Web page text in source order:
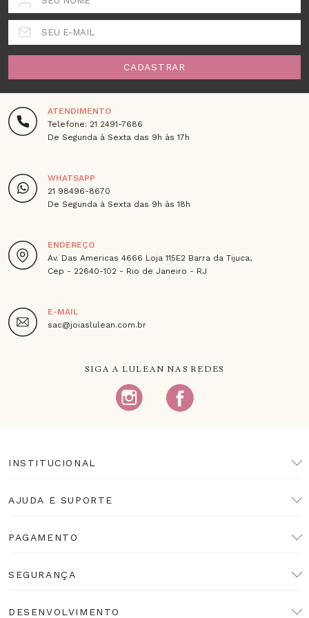
SEU E-MAIL
CADASTRAR
ATENDIMENTO
Telefone: 21 2491-7686
De Segunda à Sexta das 9h às 17h
WHATSAPP
21 98496-8670
De Segunda à Sexta das 9h às 18h
ENDEREÇO
Av. Das Americas 4666 Loja 115E2 Barra da Tijuca,
Cep - 22640-102 - Rio de Janeiro - RJ
E-MAIL
sac@joiaslulean.com.br
SIGA A LULEAN NAS REDES
INSTITUCIONAL
AJUDA E SUPORTE
PAGAMENTO
SEGURANÇA
DESENVOLVIMENTO